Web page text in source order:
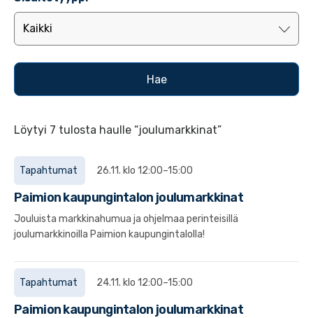
Löytyi 7 tulosta haulle “joulumarkkinat”
Tapahtumat 26.11. klo 12:00–15:00
Paimion kaupungintalon joulumarkkinat
Jouluista markkinahumua ja ohjelmaa perinteisillä
joulumarkkinoilla Paimion kaupungintalolla!
Tapahtumat 24.11. klo 12:00–15:00
Paimion kaupungintalon joulumarkkinat